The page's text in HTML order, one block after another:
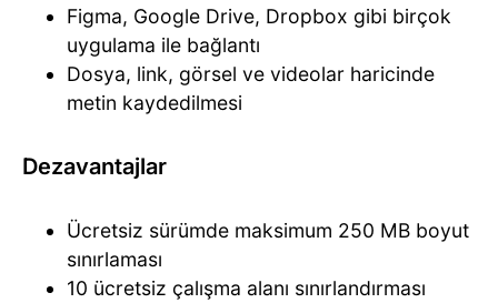
Figma, Google Drive, Dropbox gibi birçok
uygulama ile bağlantı
Dosya, link, görsel ve videolar haricinde
metin kaydedilmesi
Dezavantajlar
Ücretsiz sürümde maksimum 250 MB boyut
sınırlaması
10 ücretsiz çalışma alanı sınırlandırması